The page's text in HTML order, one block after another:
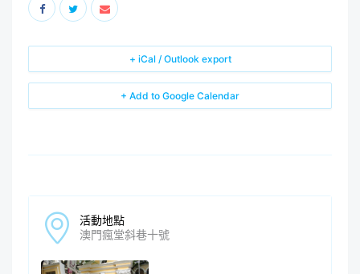
+ Add to Google Calendar
+ iCal / Outlook export
活動地點
澳門瘋堂斜巷十號